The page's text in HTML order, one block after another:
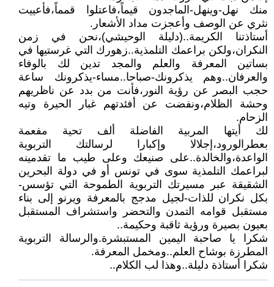
منك نهل-وينهل-الماجدون قيماً،فاعتلوا قمماً،فأعييت
نثري عن الوصف وأعجزت مداد الأشعار.
أستاذتنا الكريمة..(دليلة الوحيشي)،نحن في زمن
النكران،ولكن براعمك التلمذية..زهورك التي غرستيها في
بساتين المعرفة والعلم والمجد تدين لك بالوفاء
والعرفان..وهم يذكرونك-صباحا..مساء-يذكرونك ساعة
حجب البصر عن رؤية النور،فأنت من بدد عن ناظريهم
وحشة الظلام،ونفضت عن أفئدتهم غبار الحيرة وتيه
الزحام.
لك أيتها المربية الفاضلة ألف تحية مفعمة
بعطرالورود،إجلالا وإكبارا لرسالتك التربوية
الواعدة،والخالدة..على صنيعك وعلى طيب ما تقدمينه
لبراعمك التلمذية سوى في تونس أو في دولة البحرين
الشقيقة عبر مسيرتك التربوية الطموحة التي تؤسس-
بكل نكران للذات-لجيل مدجج بالمعرفة ويرنو إلى بناء
مستقبل قوامه التمدن والتحضر واستشراف المستقبل
بعيون بصيرة ورؤية ثاقبة وحكيمة..
شكرا يا صاحبة اليمين المستبشرة.والرسالة التربوية
المطرزة بوشاح العلم..ومخمل المعرفة.
شكرا أستاذة دليلة..وهذا لب الكلام..